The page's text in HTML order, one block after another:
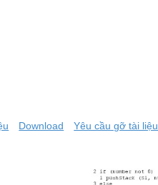
Download Yêu cầu gỡ tài liệu